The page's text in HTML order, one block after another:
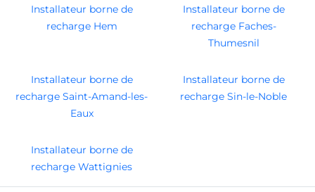
Installateur borne de
recharge Hem
Installateur borne de
recharge Faches-
Thumesnil
Installateur borne de
recharge Saint-Amand-les-
Eaux
Installateur borne de
recharge Sin-le-Noble
Installateur borne de
recharge Wattignies